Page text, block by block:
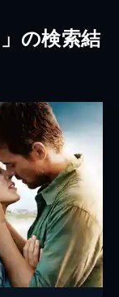
の検索結